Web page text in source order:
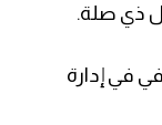
ذي صلة.
في إدارة